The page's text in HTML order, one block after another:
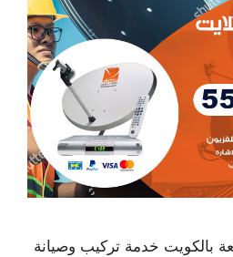
بالكويت خدمة تركيب وصيانة